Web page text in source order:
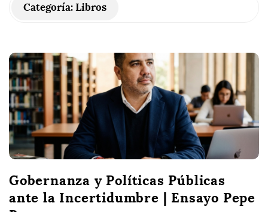
Categoría:Libros
Gobernanza y Políticas Públicas
ante la Incertidumbre | Ensayo Pepe